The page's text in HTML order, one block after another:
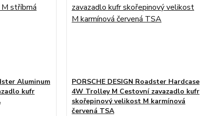
Aluminum
kufr
PORSCHE DESIGN Roadster Hardcase
4W Trolley M Cestovní zavazadlo kufr
skořepinový velikost M karmínová
červená TSA